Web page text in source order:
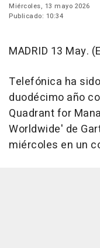
Miércoles, 13 mayo 2026
Publicado: 10:34
MADRID 13 May.
Telefónica ha
duodécimo año
Quadrant for
Worldwide' de
miércoles en un